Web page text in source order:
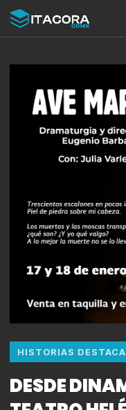
HISTORIAS
DESDE